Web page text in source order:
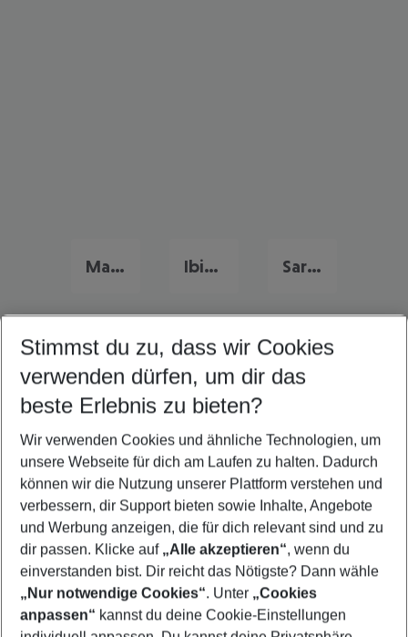
Mallorca Urlaub Ibiza Urlaub Sardinien Urlaub
Quicklinks
Urlaub Praia da Rocha
Familienurlaub Praia da Rocha
Flug & Hotel Praia da Rocha
Frübucher Angebote Praia da Rocha für 2026
Last Minute Praia da Rocha
Footer
Footer navigation
Stimmst du zu, dass wir Cookies
verwenden dürfen, um dir das
beste Erlebnis zu bieten?
Wir verwenden Cookies und ähnliche Technologien, um
unsere Webseite für dich am Laufen zu halten. Dadurch
können wir die Nutzung unserer Plattform verstehen und
verbessern, dir Support bieten sowie Inhalte, Angebote
und Werbung anzeigen, die für dich relevant sind und zu
dir passen. Klicke auf „Alle akzeptieren“, wenn du
einverstanden bist. Dir reicht das Nötigste? Dann wähle
„Nur notwendige Cookies“. Unter „Cookies
anpassen“ kannst du deine Cookie-Einstellungen